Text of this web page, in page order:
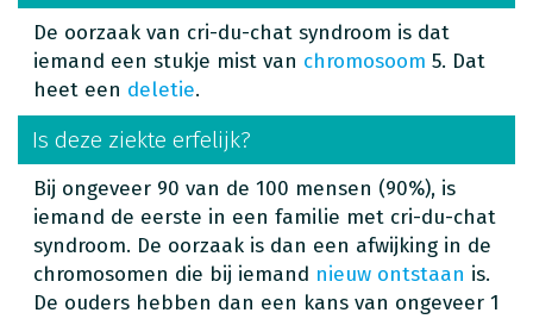
De oorzaak van cri-du-chat syndroom is dat
iemand een stukje mist van chromosoom 5. Dat
heet een deletie.
Is deze ziekte erfelijk?
Bij ongeveer 90 van de 100 mensen (90%), is
iemand de eerste in een familie met cri-du-chat
syndroom. De oorzaak is dan een afwijking in de
chromosomen die bij iemand nieuw ontstaan is.
De ouders hebben dan een kans van ongeveer 1